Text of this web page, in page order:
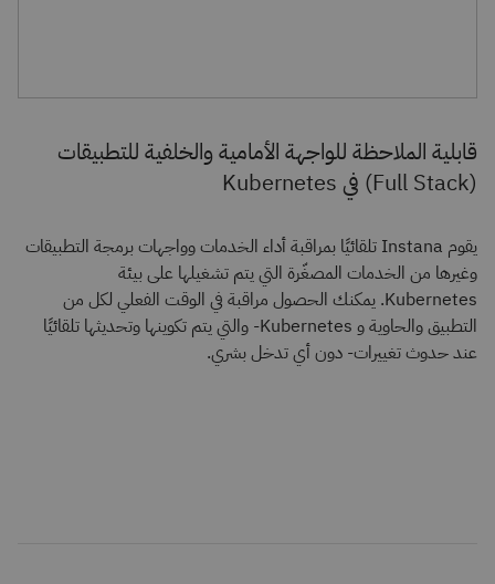
قابلية الملاحظة للواجهة الأمامية والخلفية للتطبيقات
(Full Stack) في Kubernetes
يقوم Instana تلقائيًا بمراقبة أداء الخدمات وواجهات برمجة التطبيقات
وغيرها من الخدمات المصغّرة التي يتم تشغيلها على بيئة
Kubernetes. يمكنك الحصول مراقبة في الوقت الفعلي لكل من
التطبيق والحاوية و Kubernetes- والتي يتم تكوينها وتحديثها تلقائيًا
عند حدوث تغييرات- دون أي تدخل بشري.